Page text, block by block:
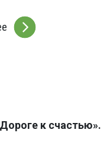
к счастью».